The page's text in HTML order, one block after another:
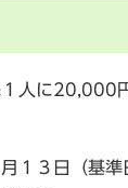
人に20,000
１３日（基準